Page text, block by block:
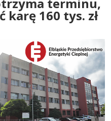
terminu,
karę 160 tys. zł